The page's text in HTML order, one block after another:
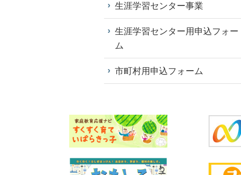
生涯学習センター事業
生涯学習センター用申込フォー
ム
市町村用申込フォーム